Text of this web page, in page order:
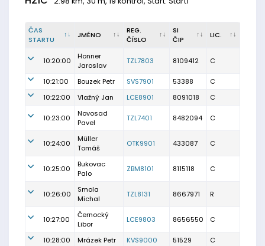
ČAS
STARTU
JMÉNO
REG.
ČÍSLO
SI
ČIP
LIC.
10:20:00
Honner
Jaroslav
TZL7803 8109412 C
10:21:00 Bouzek Petr SVS7901 53388
C
10:22:00
Vlažný Jan LCE8901 8091018 C
10:23:00
Novosad
Pavel
TZL7401 8482094 C
10:24:00
Müller
Tomáš
OTK9901 433087 C
10:25:00
Bukovac
Palo
ZBM8101 8115118 C
10:26:00
Smola
Michal
TZL8131 8667971 R
10:27:00
Černocký
Libor
LCE9803 8656550 C
10:28:00 Mrázek Petr KVS9000 51529 C